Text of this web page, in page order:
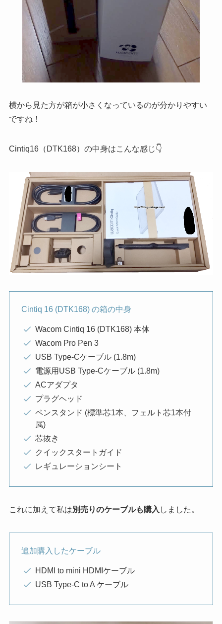
横から見た方が箱が小さくなっているのが分かりやすい
ですね！
Cintiq16（DTK168）の中身はこんな感じ👇
Cintiq 16 (DTK168) の箱の中身
Wacom Cintiq 16 (DTK168) 本体
Wacom Pro Pen 3
USB Type-Cケーブル (1.8m)
電源用USB Type-Cケーブル (1.8m)
ACアダプタ
プラグヘッド
ペンスタンド (標準芯1本、フェルト芯1本付
属)
芯抜き
クイックスタートガイド
レギュレーションシート
これに加えて私は別売りのケーブルも購入 しました。
追加購入したケーブル
HDMI to mini HDMIケーブル
USB Type-C to A ケーブル